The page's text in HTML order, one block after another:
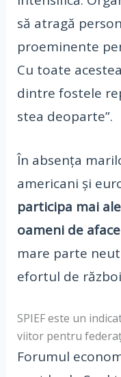
să atragă
proeminente
Cu toate
dintre fostele
stea deoparte”.
În absența
americani și
participa mai
oameni de
mare parte
efortul de
SPIEF este un
viitor pentru
Forumul